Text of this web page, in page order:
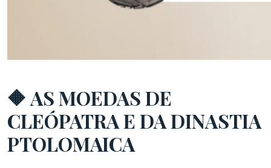
🔶 AS MOEDAS DE
CLEÓPATRA E DA DINASTIA
PTOLOMAICA